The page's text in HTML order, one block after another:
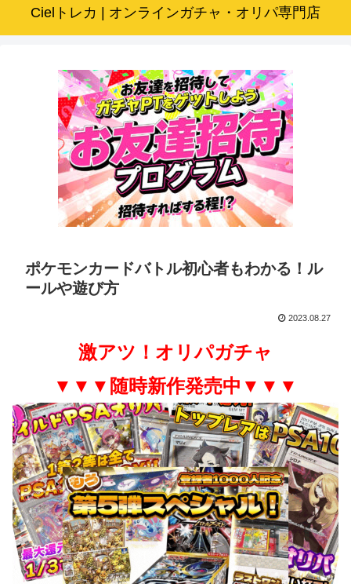
Cielトレカ | オンラインガチャ・オリパ専門店
ポケモンカードバトル初心者もわかる！ル
ールや遊び方
2023.08.27
激アツ！オリパガチャ
▼▼▼随時新作発売中▼▼▼